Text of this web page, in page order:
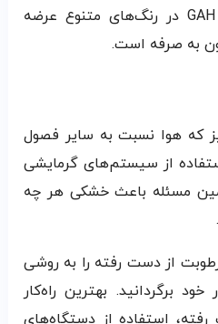
در پایان این که مدل GAH 60 در رنگ‌های متنوع عرضه
به صرفه است.
که هوا نسبت به سایر فصول
از سیستم‌های گرمایشی
مسئله باعث خشکی هر چه
از دست رفته را به روشی
برگردانید. بهترین راه‌کار
استفاده از دستگاه‌های